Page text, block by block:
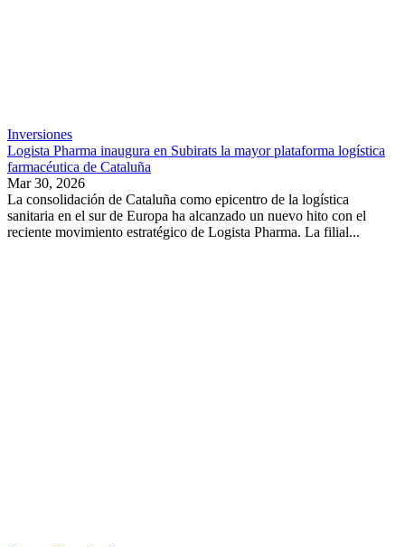
Inversiones
Logista Pharma inaugura en Subirats la mayor plataforma logística
farmacéutica de Cataluña
Mar 30, 2026
La consolidación de Cataluña como epicentro de la logística
sanitaria en el sur de Europa ha alcanzado un nuevo hito con el
reciente movimiento estratégico de Logista Pharma. La filial...